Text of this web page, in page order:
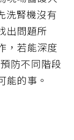
洗腎機沒有
出問題所
，若能深度
防不同階段
能的事。